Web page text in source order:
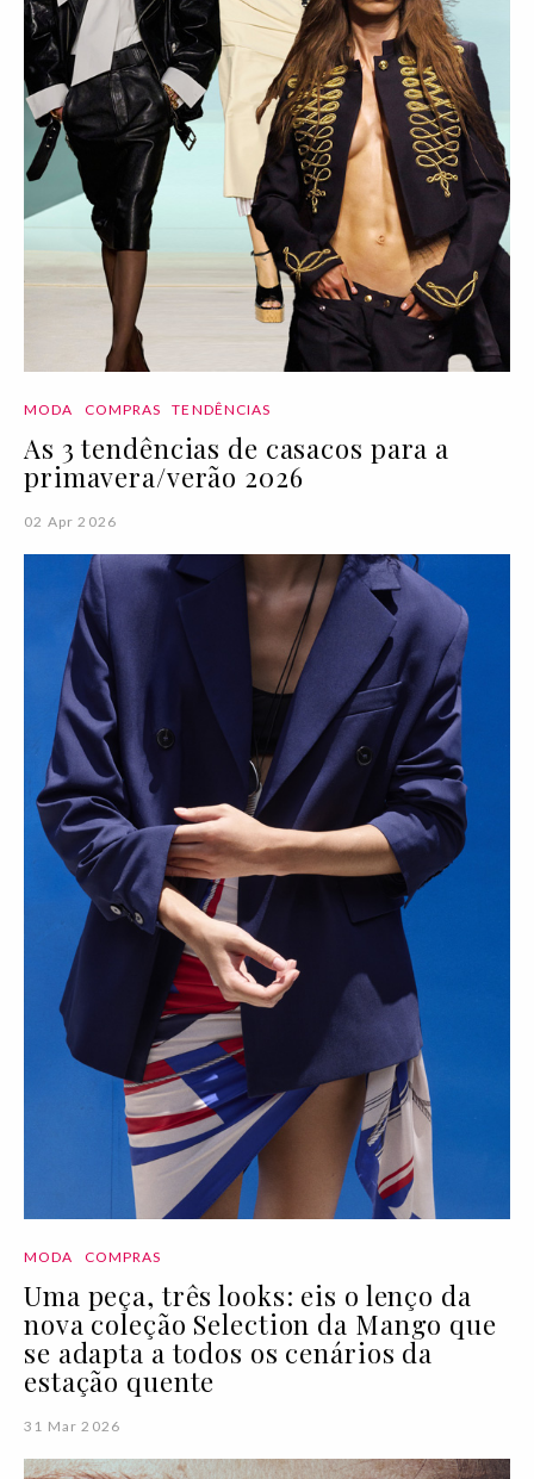
MODA COMPRAS TENDÊNCIAS
As 3 tendências de casacos para a
primavera/verão 2026
02 Apr 2026
MODA COMPRAS
Uma peça, três looks: eis o lenço da
nova coleção Selection da Mango que
se adapta a todos os cenários da
estação quente
31 Mar 2026